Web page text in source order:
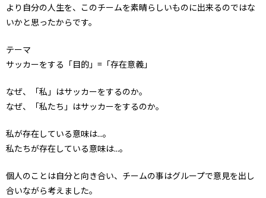
より自分の人生を、このチームを素晴らしいものに出来るのではな
いかと思ったからです。
テーマ
サッカーをする「目的」=「存在意義」
なぜ、「私」はサッカーをするのか。
なぜ、「私たち」はサッカーをするのか。
私が存在している意味は...。
私たちが存在している意味は...。
個人のことは自分と向き合い、チームの事はグループで意見を出し
合いながら考えました。